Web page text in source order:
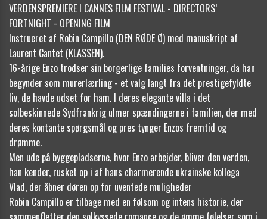
VERDENSPREMIERE I CANNES FILM FESTIVAL - DIRECTORS’
FORTNIGHT - OPENING FILM
Instrueret af Robin Campillo (DEN RØDE Ø) med manuskript af
Laurent Cantet (KLASSEN).
16-årige Enzo trodser sin borgerlige families forventninger, da han
begynder som murerlærling - et valg langt fra det prestigefyldte
liv, de havde udset for ham. I deres elegante villa i det
solbeskinnede Sydfrankrig ulmer spændingerne i familien, der med
deres kontante spørgsmål og pres tynger Enzos fremtid og
drømme.
Men ude på byggepladserne, hvor Enzo arbejder, bliver den verden,
han kender, rusket op i af hans charmerende ukrainske kollega
Vlad, der åbner døren op for uventede muligheder
Robin Campillo er tilbage med en følsom og intens historie, der